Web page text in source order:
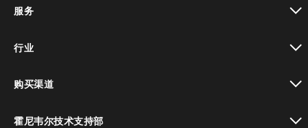
服务
行业
购买渠道
霍尼韦尔技术支持部